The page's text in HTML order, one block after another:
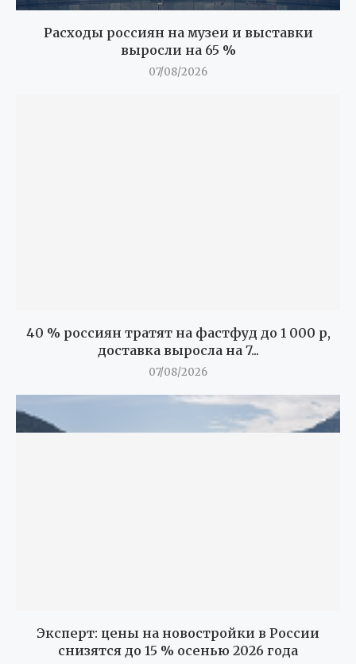
Расходы россиян на музеи и выставки
выросли на 65 %
07/08/2026
40 % россиян тратят на фастфуд до 1 000 р,
доставка выросла на 7...
07/08/2026
Эксперт: цены на новостройки в России
снизятся до 15 % осенью 2026 года